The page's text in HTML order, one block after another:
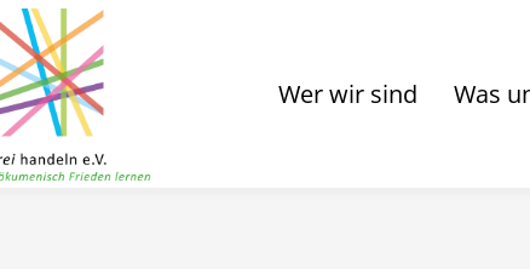
Wer wir sind Was